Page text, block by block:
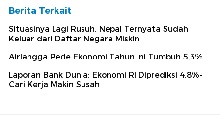
Berita Terkait
Situasinya Lagi Rusuh, Nepal Ternyata Sudah
Keluar dari Daftar Negara Miskin
Airlangga Pede Ekonomi Tahun Ini Tumbuh 5,3%
Laporan Bank Dunia: Ekonomi RI Diprediksi 4,8%-
Cari Kerja Makin Susah